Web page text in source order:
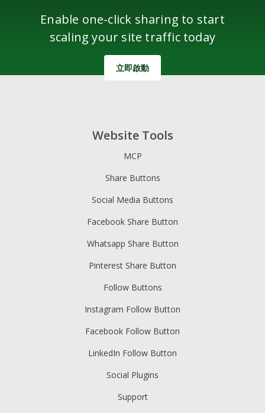
Enable one-click sharing to start
scaling your site traffic today
立即啟動
Website Tools
MCP
Share Buttons
Social Media Buttons
Facebook Share Button
Whatsapp Share Button
Pinterest Share Button
Follow Buttons
Instagram Follow Button
Facebook Follow Button
LinkedIn Follow Button
Social Plugins
Support